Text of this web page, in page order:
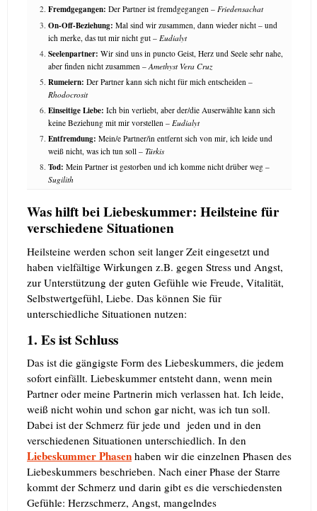
Fremdgegangen: Der Partner ist fremdgegangen – Friedensachat
On-Off-Beziehung: Mal sind wir zusammen, dann wieder nicht – und
ich merke, das tut mir nicht gut – Eudialyt
Seelenpartner: Wir sind uns in puncto Geist, Herz und Seele sehr nahe,
aber finden nicht zusammen –Amethyst Vera Cruz
Rumeiern: Der Partner kann sich nicht für mich entscheiden –
Rhodocrosit
Einseitige Liebe: Ich bin verliebt, aber der/die Auserwählte kann sich
keine Beziehung mit mir vorstellen – Eudialyt
Entfremdung: Mein/e Partner/in entfernt sich von mir, ich leide und
weiß nicht, was ich tun soll – Türkis
Tod: Mein Partner ist gestorben und ich komme nicht drüber weg –
Sugilith
Was hilft bei Liebeskummer: Heilsteine für
verschiedene Situationen
Heilsteine werden schon seit langer Zeit eingesetzt und
haben vielfältige Wirkungen z.B. gegen Stress und Angst,
zur Unterstützung der guten Gefühle wie Freude, Vitalität,
Selbstwertgefühl, Liebe. Das können Sie für
unterschiedliche Situationen nutzen:
1. Es ist Schluss
Das ist die gängigste Form des Liebeskummers, die jedem
sofort einfällt. Liebeskummer entsteht dann, wenn mein
Partner oder meine Partnerin mich verlassen hat. Ich leide,
weiß nicht wohin und schon gar nicht, was ich tun soll.
Dabei ist der Schmerz für jede und jeden und in den
verschiedenen Situationen unterschiedlich. In den
Liebeskummer Phasen haben wir die einzelnen Phasen des
Liebeskummers beschrieben. Nach einer Phase der Starre
kommt der Schmerz und darin gibt es die verschiedensten
Gefühle: Herzschmerz, Angst, mangelndes